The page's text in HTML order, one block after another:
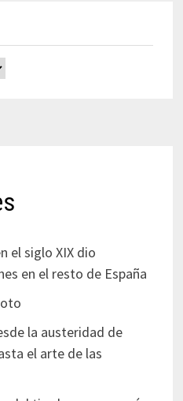
el siglo XIX dio
en el resto de España
la austeridad de
el arte de las